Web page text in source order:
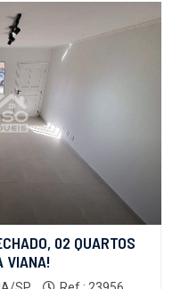
02 QUARTOS
VIANA!